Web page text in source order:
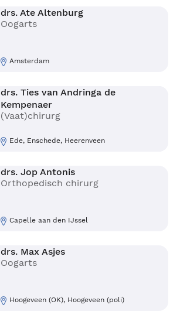
drs. Ate Altenburg
Oogarts
Amsterdam
drs. Ties van Andringa de
Kempenaer
(Vaat)chirurg
Ede, Enschede, Heerenveen
drs. Jop Antonis
Orthopedisch chirurg
Capelle aan den IJssel
drs. Max Asjes
Oogarts
Hoogeveen (OK), Hoogeveen (poli)